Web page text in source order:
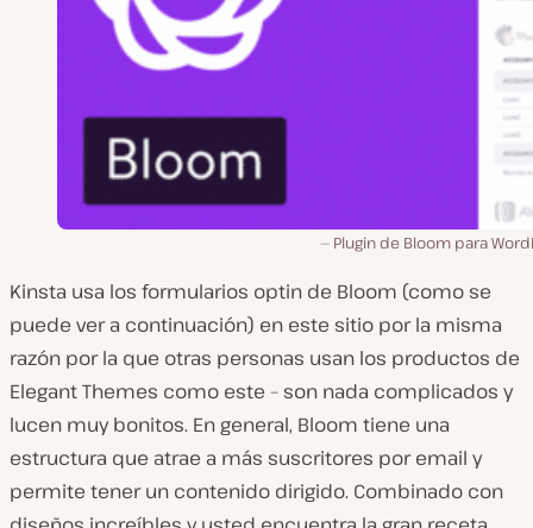
Plugin de Bloom para
Kinsta usa los formularios optin de Bloom (como se
puede ver a continuación) en este sitio por la misma
razón por la que otras personas usan los productos de
Elegant Themes como este – son nada complicados y
lucen muy bonitos. En general, Bloom tiene una
estructura que atrae a más suscritores por email y
permite tener un contenido dirigido. Combinado con